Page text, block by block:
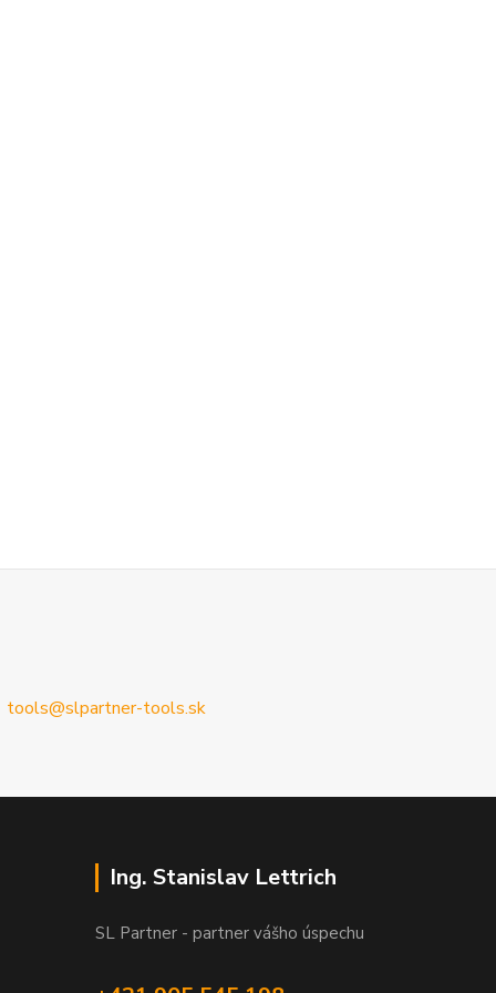
tools@slpartner-tools.sk
Ing. Stanislav Lettrich
SL Partner - partner vášho úspechu